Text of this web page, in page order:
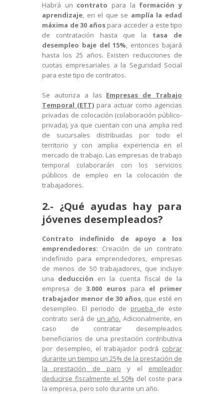
Habrá un contrato para la formación y
aprendizaje, en el que se amplía la edad
máxima de 30 añospara acceder a este tipo
de contratación hasta que la tasa de
desempleo baje del 15%, entonces bajará
hasta los 25 años. Existen reducciones de
cuotas empresariales a la Seguridad Social
para este tipo de contratos.
Se autoriza a las Empresas de Trabajo
Temporal (ETT) para actuar como agencias
privadas de colocación (colaboración público-
privada), ya que cuentan con una amplia red
de sucursales distribuidas por todo el
territorio y con amplia experiencia en el
mercado de trabajo. Las empresas de trabajo
temporal colaborarán con los servicios
públicos de empleo en la colocación de
trabajadores.
2.- ¿Qué ayudas hay para
jóvenes desempleados?
Contrato indefinido de apoyo a los
emprendedores: Creación de un contrato
indefinido para emprendedores, empresas
de menos de 50 trabajadores, que incluye
una deducción en la cuenta fiscal de la
empresa de3.000 euros para el primer
trabajador menor de 30 años, que esté en
desempleo. El periodo de prueba de este
contrato será de un año. Adicionalmente, en
caso de contratar desempleados
beneficiarios de una prestación contributiva
por desempleo, el trabajador podrá cobrar
durante un tiempo un 25% de la prestación de
la prestación de paro y el empleador
deducirse fiscalmente el 50% del coste para
la empresa, pero solo durante un año.